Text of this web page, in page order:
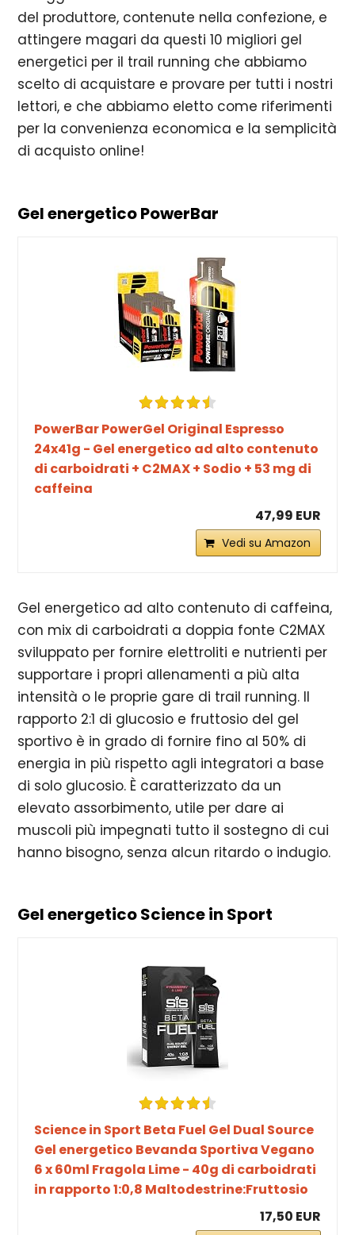
del produttore, contenute nella confezione, e
attingere magari da questi 10 migliori gel
energetici per il trail running che abbiamo
scelto di acquistare e provare per tutti i nostri
lettori, e che abbiamo eletto come riferimenti
per la convenienza economica e la semplicità
di acquisto online!
Gel energetico PowerBar
PowerBar PowerGel Original Espresso
24x41g - Gel energetico ad alto contenuto
di carboidrati + C2MAX + Sodio + 53 mg di
caffeina
47,99 EUR
Vedi su Amazon
Gel energetico ad alto contenuto di caffeina,
con mix di carboidrati a doppia fonte C2MAX
sviluppato per fornire elettroliti e nutrienti per
supportare i propri allenamenti a più alta
intensità o le proprie gare di trail running. Il
rapporto 2:1 di glucosio e fruttosio del gel
sportivo è in grado di fornire fino al 50% di
energia in più rispetto agli integratori a base
di solo glucosio. È caratterizzato da un
elevato assorbimento, utile per dare ai
muscoli più impegnati tutto il sostegno di cui
hanno bisogno, senza alcun ritardo o indugio.
Gel energetico Science in Sport
Science in Sport Beta Fuel Gel Dual Source
Gel energetico Bevanda Sportiva Vegano
6 x 60ml Fragola Lime - 40g di carboidrati
in rapporto 1:0,8 Maltodestrine:Fruttosio
17,50 EUR